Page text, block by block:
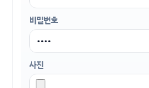
비밀번호
사진